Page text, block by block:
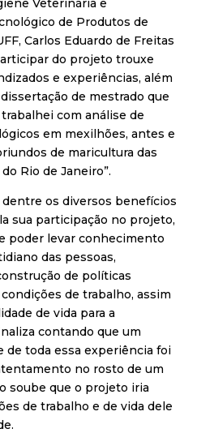
Veterinária e
de Produtos de
Carlos Eduardo de Freitas
do projeto trouxe
e experiências, além
de mestrado que
com análise de
em mexilhões, antes e
de maricultura das
Rio de Janeiro”.
dentre os diversos benefícios
sua participação no projeto,
poder levar conhecimento
das pessoas,
de políticas
de trabalho, assim
de vida para a
contando que um
de toda essa experiência foi
no rosto de um
soube que o projeto iria
de trabalho e de vida dele